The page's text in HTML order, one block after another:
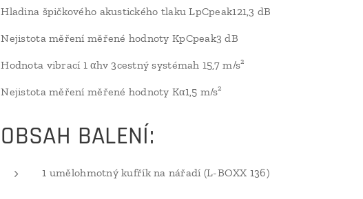
Hladina špičkového akustického tlaku LpCpeak121,3 dB
Nejistota měření měřené hodnoty KpCpeak3 dB
Hodnota vibrací 1 αhv 3cestný systémah 15,7 m/s²
Nejistota měření měřené hodnoty Kα1,5 m/s²
OBSAH BALENÍ:
1 umělohmotný kufřík na nářadí (L-BOXX 136)